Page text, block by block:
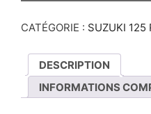
CATÉGORIE : SUZUKI 125
DESCRIPTION
INFORMATIONS